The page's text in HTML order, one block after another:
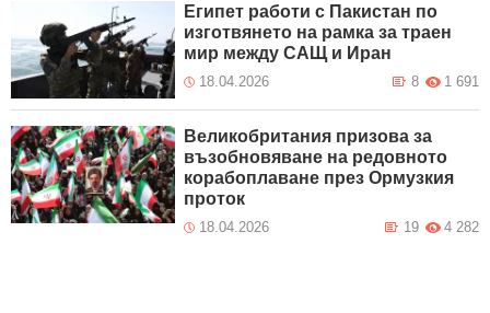
Египет работи с Пакистан по
изготвянето на рамка за траен
мир между САЩ и Иран
18.04.2026 1 691
8
Великобритания призова за
възобновяване на редовното
корабоплаване през Ормузкия
проток
18.04.2026 4 282
19